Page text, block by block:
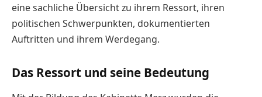
eine sachliche Übersicht zu ihrem Ressort, ihren
politischen Schwerpunkten, dokumentierten
Auftritten und ihrem Werdegang.
Das Ressort und seine Bedeutung